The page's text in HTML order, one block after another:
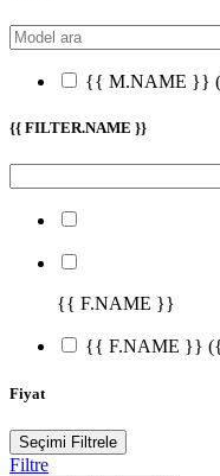
{{ M.NAME }}
{{ FILTER.NAME }}
{{ F.NAME }}
{{ F.NAME }}
Fiyat
Seçimi Filtrele
Filtre